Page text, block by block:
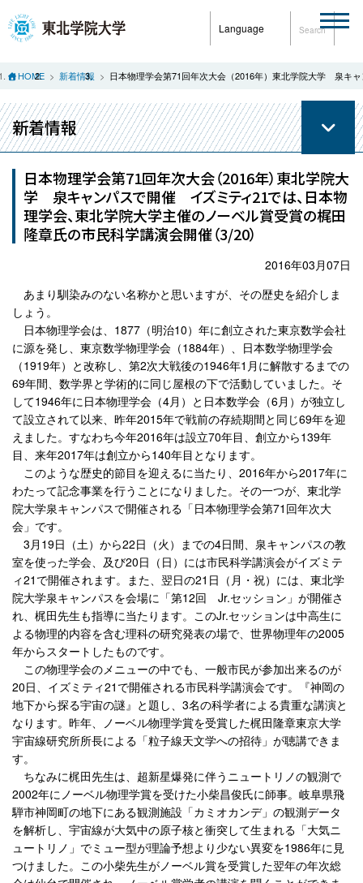
Language Search
HOME 新着情報 日本物理学会第71回年次大会（2016年）東北学院大学 泉キ
新着情報
日本物理学会第71回年次大会（2016年）東北学院大
学 泉キャンパスで開催 イズミティ21では、日本物
理学会、東北学院大学主催のノーベル賞受賞の梶田
隆章氏の市民科学講演会開催（3/20）
2016年03月07日
あまり馴染みのない名称かと思いますが、その歴史を紹介しま
しょう。
日本物理学会は、1877（明治10）年に創立された東京数学会社
に源を発し、東京数学物理学会（1884年）、日本数学物理学会
（1919年）と改称し、第2次大戦後の1946年1月に解散するまでの
69年間、数学界と学術的に同じ屋根の下で活動していました。そ
して1946年に日本物理学会（4月）と日本数学会（6月）が独立し
て設立されて以来、昨年2015年で戦前の存続期間と同じ69年を迎
えました。すなわち今年2016年は設立70年目、創立から139年
目、来年2017年は創立から140年目となります。
このような歴史的節目を迎えるに当たり、2016年から2017年に
わたって記念事業を行うことになりました。その一つが、東北学
院大学泉キャンパスで開催される「日本物理学会第71回年次大
会」です。
3月19日（土）から22日（火）までの4日間、泉キャンパスの教
室を使った学会、及び20日（日）には市民科学講演会がイズミテ
ィ21で開催されます。また、翌日の21日（月・祝）には、東北学
院大学泉キャンパスを会場に「第12回 Jr.セッション」が開催さ
れ、梶田先生も指導に当たります。このJr.セッションは中高生に
よる物理的内容を含む理科の研究発表の場で、世界物理年の2005
年からスタートしたものです。
この物理学会のメニューの中でも、一般市民が参加出来るのが
20日、イズミティ21で開催される市民科学講演会です。『神岡の
地下から探る宇宙の謎』と題し、3名の科学者による貴重な講演と
なります。昨年、ノーベル物理学賞を受賞した梶田隆章東京大学
宇宙線研究所所長による「粒子線天文学への招待」が聴講できま
す。
ちなみに梶田先生は、超新星爆発に伴うニュートリノの観測で
2002年にノーベル物理学賞を受けた小柴昌俊氏に師事。岐阜県飛
騨市神岡町の地下にある観測施設「カミオカンデ」の観測データ
を解析し、宇宙線が大気中の原子核と衝突して生まれる「大気ニ
ュートリノ」でミュー型が理論予想より少ない異変を1986年に見
つけました。この小柴先生がノーベル賞を受賞した翌年の年次総